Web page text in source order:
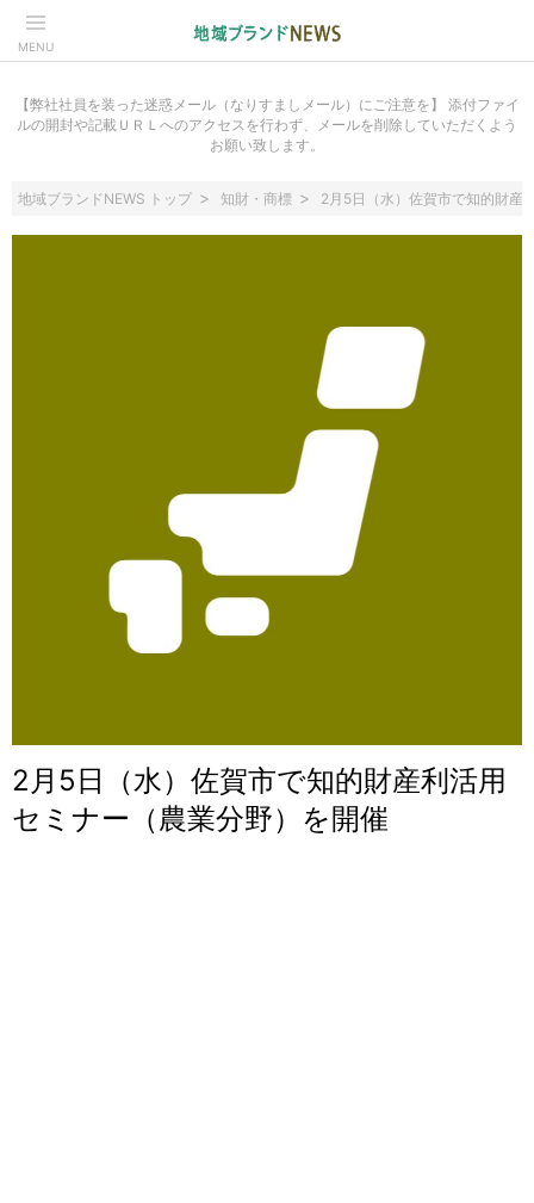
MENU
【弊社社員を装った迷惑メール（なりすましメール）にご注意を】 添付ファイ
ルの開封や記載ＵＲＬへのアクセスを行わず、メールを削除していただくよう
お願い致します。
地域ブランドNEWS トップ 知財・商標 2月5日（水）佐賀市で知的財産
2月5日（水）佐賀市で知的財産利活用
セミナー（農業分野）を開催